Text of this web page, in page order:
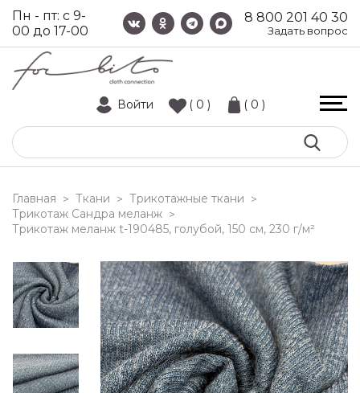
8 800 201 40 30
Задать вопрос
Пн - пт: с 9-
00 до 17-00
Войти ( 0 ) ( 0 )
Главная > Ткани > Трикотажные ткани >
Трикотаж Сандра меланж >
трикотаж меланж t-190485, голубой, 150 см, 230 г/м²